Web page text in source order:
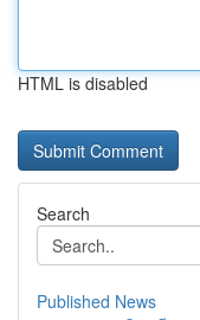
HTML is disabled
Search
Published News